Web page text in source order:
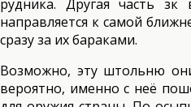
рудника. Другая часть
направляется к самой
сразу за их бараками.
Возможно, эту штольню
вероятно, именно с неё